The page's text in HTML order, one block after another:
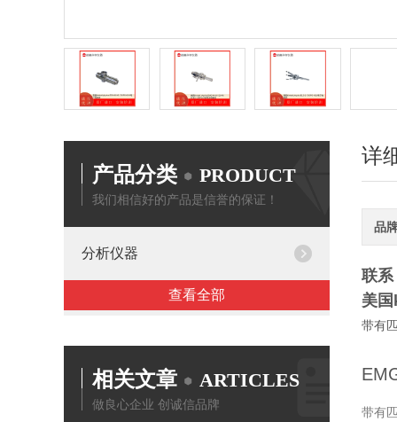
产品分类 PRODUCT
我们相信好的产品是信誉的保证！
分析仪器
查看全部
相关文章 ARTICLES
做良心企业 创诚信品牌
详
品
联系
美
带有
带有